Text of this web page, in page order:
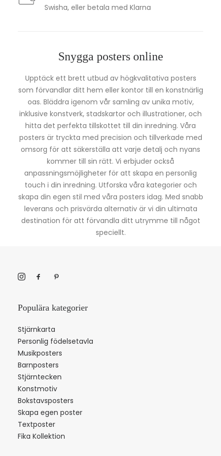
Swisha, eller betala med Klarna
Snygga posters online
Upptäck ett brett utbud av högkvalitativa posters
som förvandlar ditt hem eller kontor till en konstnärlig
oas. Bläddra igenom vår samling av unika motiv,
inklusive konstverk, stadskartor och illustrationer, och
hitta det perfekta tillskottet till din inredning. Våra
posters är tryckta med precision och tillverkade med
omsorg för att säkerställa att varje detalj och nyans
kommer till sin rätt. Vi erbjuder också
anpassningsmöjligheter för att skapa en personlig
touch i din inredning. Utforska våra kategorier och
skapa din egen stil med våra posters idag. Med snabb
leverans och prisvärda alternativ är vi din ultimata
destination för att förvandla ditt utrymme till något
speciellt.
Populära kategorier
Stjärnkarta
Personlig födelsetavla
Musikposters
Barnposters
Stjärntecken
Konstmotiv
Bokstavsposters
Skapa egen poster
Textposter
Fika Kollektion